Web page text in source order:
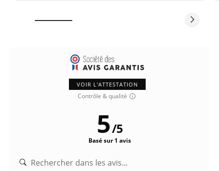
VOIR L'ATTESTATION
Contrôle & qualité
5/5
Basé sur 1 avis